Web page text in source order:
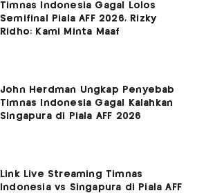
Timnas Indonesia Gagal Lolos
Semifinal Piala AFF 2026, Rizky
Ridho: Kami Minta Maaf
John Herdman Ungkap Penyebab
Timnas Indonesia Gagal Kalahkan
Singapura di Piala AFF 2026
Link Live Streaming Timnas
Indonesia vs Singapura di Piala AFF